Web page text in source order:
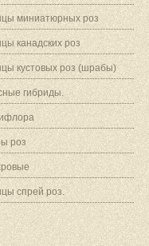
миниатюрных роз
канадских роз
кустовых роз (шрабы)
гибриды.
роз
спрей роз.